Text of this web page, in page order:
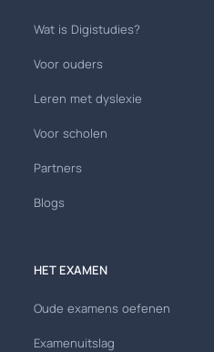
Wat is Digistudies?
Voor ouders
Leren met dyslexie
Voor scholen
Partners
Blogs
HET EXAMEN
Oude examens oefenen
Examenuitslag